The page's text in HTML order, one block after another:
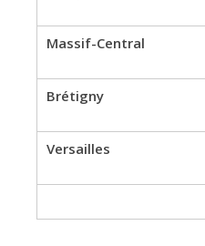
Massif-Central
Brétigny
Versailles